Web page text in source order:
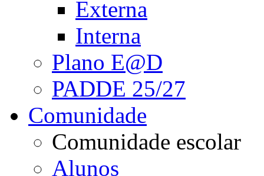
Externa
Interna
Plano E@D
PADDE 25/27
Comunidade
Comunidade escolar
Alunos